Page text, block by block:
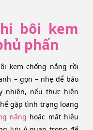
bôi kem
phấn
kem chống nắng rồi
– gọn – nhẹ để bảo
nhiên, nếu thực hiện
gặp tình trạng loang
nắng hoặc mất hiệu